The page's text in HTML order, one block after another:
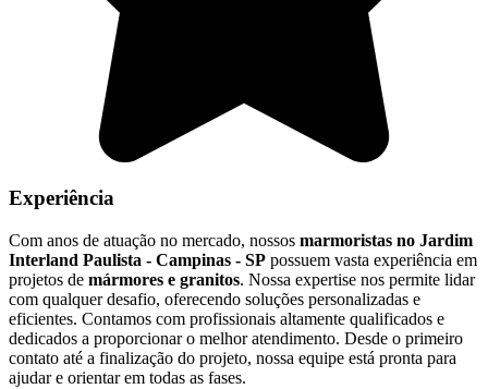
Experiência
Com anos de atuação no mercado, nossos marmoristas no Jardim
Interland Paulista - Campinas - SP possuem vasta experiência em
projetos de mármores e granitos. Nossa expertise nos permite lidar
com qualquer desafio, oferecendo soluções personalizadas e
eficientes. Contamos com profissionais altamente qualificados e
dedicados a proporcionar o melhor atendimento. Desde o primeiro
contato até a finalização do projeto, nossa equipe está pronta para
ajudar e orientar em todas as fases.